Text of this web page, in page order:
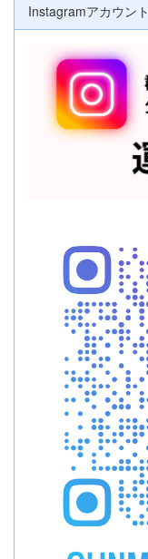
Instagramアカウント